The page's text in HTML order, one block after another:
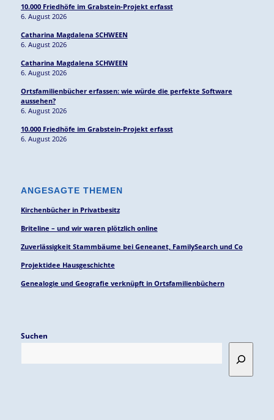
10.000 Friedhöfe im Grabstein-Projekt erfasst
6. August 2026
Catharina Magdalena SCHWEEN
6. August 2026
Catharina Magdalena SCHWEEN
6. August 2026
Ortsfamilienbücher erfassen: wie würde die perfekte Software
aussehen?
6. August 2026
10.000 Friedhöfe im Grabstein-Projekt erfasst
6. August 2026
ANGESAGTE THEMEN
Kirchenbücher in Privatbesitz
Briteline – und wir waren plötzlich online
Zuverlässigkeit Stammbäume bei Geneanet, FamilySearch und Co
Projektidee Hausgeschichte
Genealogie und Geografie verknüpft in Ortsfamilienbüchern
Suchen